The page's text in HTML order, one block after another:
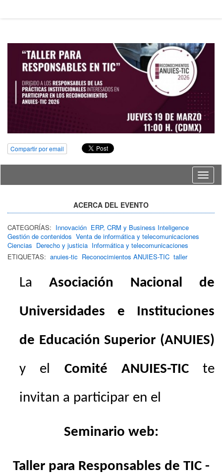
Compartir por email
Idioma
ACERCA DEL EVENTO
CATEGORÍAS: Innovación ERP, CRM y Business Inteligence
Gestión de contenidos Venta de informática y telecomunicaciones
Ciencias Derecho y justicia Informática y telecomunicaciones
ETIQUETAS: anuies-tic Reconocimientos ANUIES-TIC taller
La Asociación Nacional de
Universidades e Instituciones
de Educación Superior (ANUIES)
y el Comité ANUIES-TICte
invitan a participar en el
Seminario web:
Taller para Responsables de TIC -